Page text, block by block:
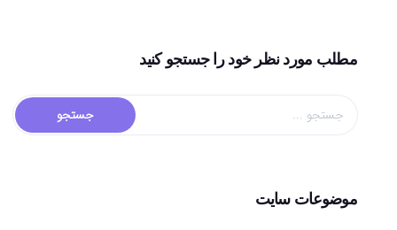
مطلب مورد نظر خود را جستجو کنید
موضوعات سایت